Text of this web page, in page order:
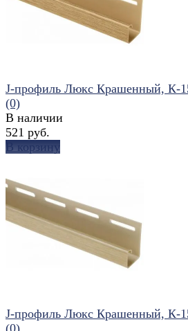
избранное сравнить
J-профиль Люкс Крашенный, К-
(0)
В наличии
521 руб.
В корзину
J-профиль Люкс Крашенный, К-
(0)